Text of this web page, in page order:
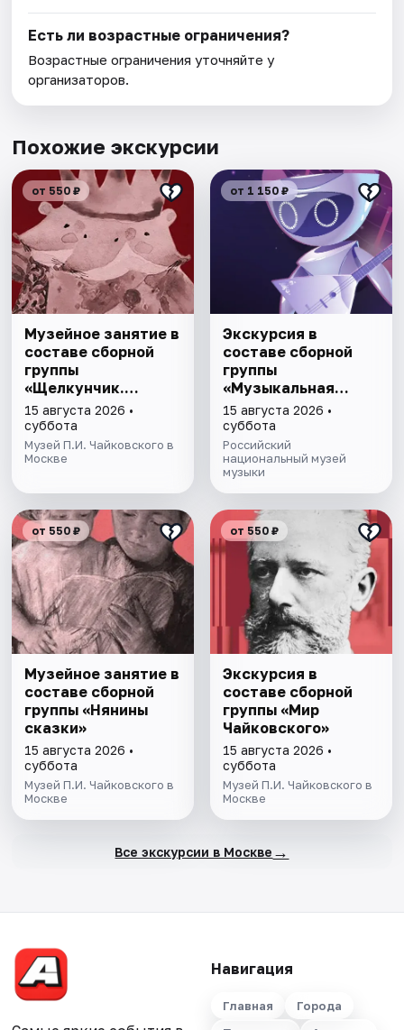
Есть ли возрастные ограничения?
Возрастные ограничения уточняйте у
организаторов.
Похожие экскурсии
от 550 ₽
Музейное занятие в
составе сборной
группы
«Щелкунчик.
Загадки Мышиного
кoроля»
15 августа 2026 •
суббота
Музей П.И. Чайковского в
Москве
от 1 150 ₽
Экскурсия в
составе сборной
группы
«Музыкальная
эволюция: от
камней до
нейросeти»
15 августа 2026 •
суббота
Российский
национальный музей
музыки
от 550 ₽
Музейное занятие в
составе сборной
группы «Нянины
cкaзки»
15 августа 2026 •
суббота
Музей П.И. Чайковского в
Москве
от 550 ₽
Экскурсия в
составе сборной
группы «Мир
Чайковского»
15 августа 2026 •
суббота
Музей П.И. Чайковского в
Москве
Все экскурсии в Москве →
Навигация
Главная
Города